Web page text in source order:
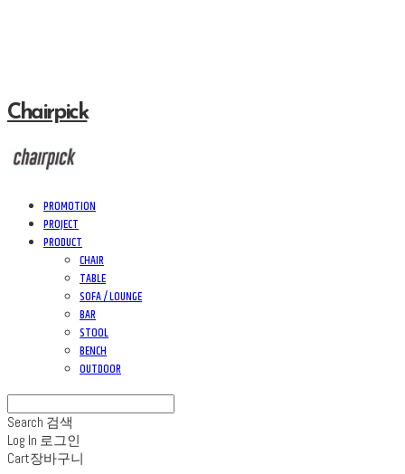
Chairpick
PROMOTION
PROJECT
PRODUCT
CHAIR
TABLE
SOFA / LOUNGE
BAR
STOOL
BENCH
OUTDOOR
Search 검색
Log In 로그인
Cart장바구니